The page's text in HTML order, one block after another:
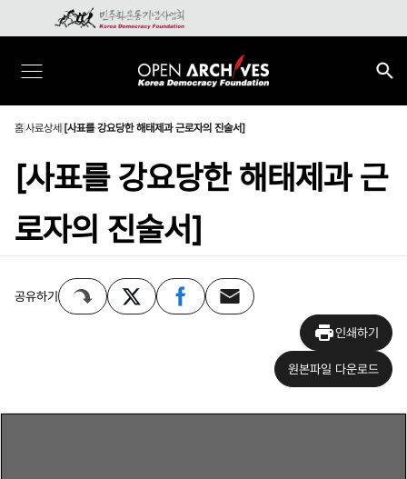
홈사료상세 [사표를 강요당한 해태제과 근로자의 진술서]
[사표를 강요당한 해태제과 근
로자의 진술서]
공유하기
인쇄하기
원본파일 다운로드